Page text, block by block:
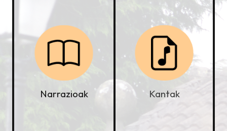
Narrazioak Kantak